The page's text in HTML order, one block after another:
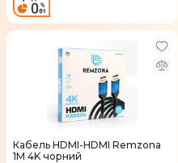
Кабель HDMI-HDMI Remzona
1М 4K чорний